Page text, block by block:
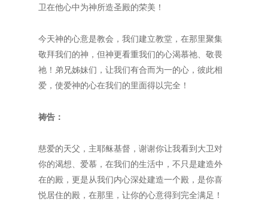
卫在他心中为神所造圣殿的荣美！
今天神的心意是教会，我们建立教堂，在那里聚集
敬拜我们的神，但神更看重我们的心渴慕祂、敬畏
祂！弟兄姊妹们，让我们有合而为一的心，彼此相
爱，使爱神的心在我们的里面得以完全！
祷告：
慈爱的天父，主耶稣基督，谢谢你让我看到大卫对
你的渴想、爱慕，在我们的生活中，不只是建造外
在的殿，更是从我们内心深处建造一个殿，是你喜
悦居住的殿，在那里，让你的心意得到完全满足！